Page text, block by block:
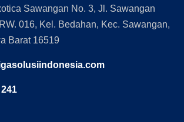
Sawangan No. 3, Jl. Sawangan
016, Kel. Bedahan, Kec. Sawangan,
Barat 16519